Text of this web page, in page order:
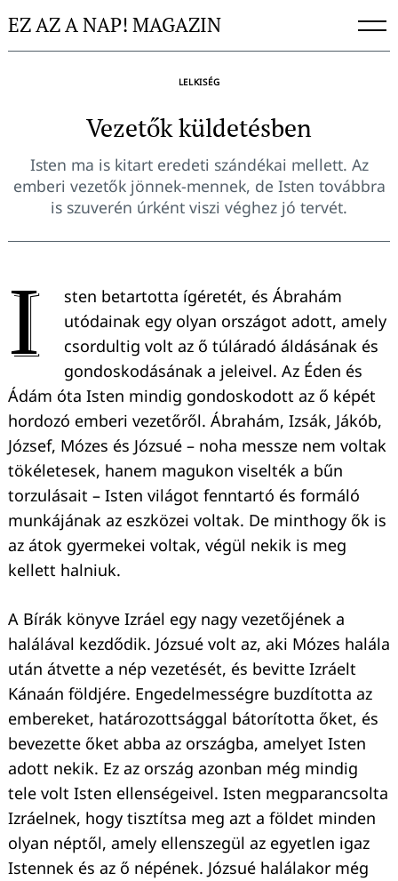
toEZ AZ A NAP! MAGAZIN
LELKISÉG
Vezetők küldetésben
Isten ma is kitart eredeti szándékai mellett. Az
emberi vezetők jönnek-mennek, de Isten továbbra
is szuverén úrként viszi véghez jó tervét.
I
sten betartotta ígéretét, és Ábrahám
utódainak egy olyan országot adott, amely
csordultig volt az ő túláradó áldásának és
gondoskodásának a jeleivel. Az Éden és
Ádám óta Isten mindig gondoskodott az ő képét
hordozó emberi vezetőről. Ábrahám, Izsák, Jákób,
József, Mózes és Józsué – noha messze nem voltak
tökéletesek, hanem magukon viselték a bűn
torzulásait – Isten világot fenntartó és formáló
munkájának az eszközei voltak. De minthogy ők is
az átok gyermekei voltak, végül nekik is meg
kellett halniuk.
A Bírák könyve Izráel egy nagy vezetőjének a
halálával kezdődik. Józsué volt az, aki Mózes halála
után átvette a nép vezetését, és bevitte Izráelt
Kánaán földjére. Engedelmességre buzdította az
embereket, határozottsággal bátorította őket, és
bevezette őket abba az országba, amelyet Isten
adott nekik. Ez az ország azonban még mindig
tele volt Isten ellenségeivel. Isten megparancsolta
Izráelnek, hogy tisztítsa meg azt a földet minden
olyan néptől, amely ellenszegül az egyetlen igaz
Istennek és az ő népének. Józsué halálakor még